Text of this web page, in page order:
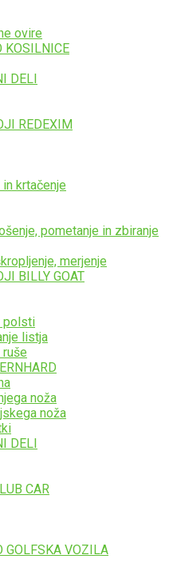
ovire
KOSILNICE
DELI
REDEXIM
krtačenje
pometanje in zbiranje
merjenje
BILLY GOAT
polsti
listja
ruše
noža
noža
DELI
CAR
GOLFSKA VOZILA